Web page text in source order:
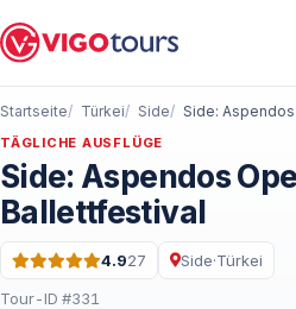
Startseite Türkei Side
TÄGLICHE AUSFLÜGE
Side: Aspendos
Ballettfestival
Bewertung: 4.9 von 5 · 27 Bewertungen
4.927 Side·Türkei
Tour-ID #331